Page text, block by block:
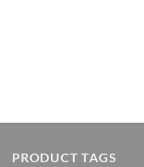
PRODUCT TAGS